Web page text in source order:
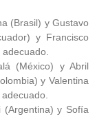
(Brasil) y Gustavo
y Francisco
(México) y Abril
y Valentina
(Argentina) y Sofía